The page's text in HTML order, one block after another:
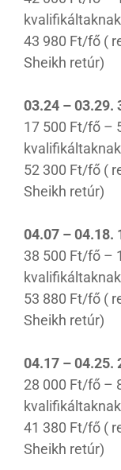
43 980 Ft/fő (
Sheikh retúr)
03.24 – 03.29.
17 500 Ft/fő –
52 300 Ft/fő (
Sheikh retúr)
04.07 – 04.18.
38 500 Ft/fő –
53 880 Ft/fő (
Sheikh retúr)
04.17 – 04.25.
28 000 Ft/fő –
41 380 Ft/fő (
Sheikh retúr)